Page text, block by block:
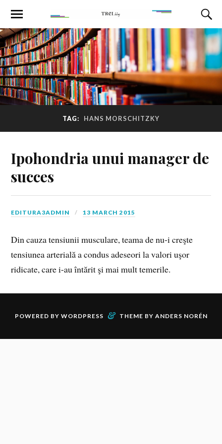
TAG: HANS MORSCHITZKY
Ipohondria unui manager de
succes
EDITURA3ADMIN 13 MARCH 2015
Din cauza tensiunii musculare, teama de nu-i creşte
tensiunea arterială a condus adeseori la valori uşor
ridicate, care i-au întărit şi mai mult temerile.
POWERED BY WORDPRESS & THEME BY ANDERS NORÉN